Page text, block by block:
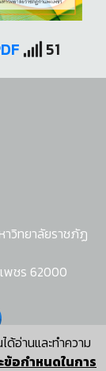
51
อ่านและทำความ
อกำหนดในการ
าวิทยาลัยราชภัฏ
พชร 62000